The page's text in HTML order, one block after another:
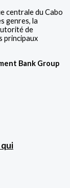
centrale du Cabo
genres, la
de
principaux
Bank Group